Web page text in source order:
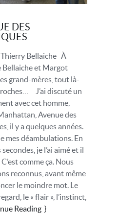
Bellaiche À
et Margot
grand-mères, tout là-
J’ai discuté un
avec cet homme,
Avenue des
il y a quelques années.
mes déambulations. En
je l’ai aimé et il
C’est comme ça. Nous
reconnus, avant même
le moindre mot. Le
le « flair », l’instinct,
Reading